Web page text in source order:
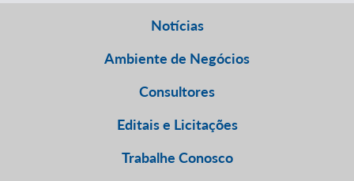
Notícias
Ambiente de Negócios
Consultores
Editais e Licitações
Trabalhe Conosco